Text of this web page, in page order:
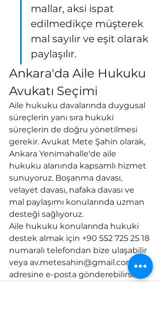
mallar, aksi ispat
edilmedikçe müşterek
mal sayılır ve eşit olarak
paylaşılır.
Ankara'da Aile Hukuku
Avukatı Seçimi
Aile hukuku davalarında duygusal
süreçlerin yanı sıra hukuki
süreçlerin de doğru yönetilmesi
gerekir. Avukat Mete Şahin olarak,
Ankara Yenimahalle'de aile
hukuku alanında kapsamlı hizmet
sunuyoruz. Boşanma davası,
velayet davası, nafaka davası ve
mal paylaşımı konularında uzman
desteği sağlıyoruz.
Aile hukuku konularında hukuki
destek almak için +90 552 725 25 18
numaralı telefondan bize ulaşabilir
veya av.metesahin@gmail.com
adresine e-posta gönderebilirsiniz.